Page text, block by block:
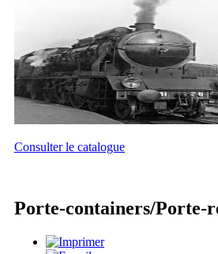
Consulter le catalogue
Porte-containers/Porte-